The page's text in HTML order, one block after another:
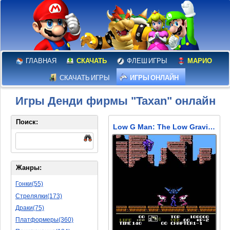
ГЛАВНАЯ СКАЧАТЬ ФЛЕШ ИГРЫ МАРИО
СКАЧАТЬ ИГРЫ ИГРЫ ОНЛАЙН
Игры Денди фирмы "Taxan" онлайн
Low G Man: The Low Gravity Man (Человек, который не чувствовал гравитацию)
Поиск:
Жанры:
Гонки(55)
Стрелялки(173)
Драки(75)
Платформеры(360)